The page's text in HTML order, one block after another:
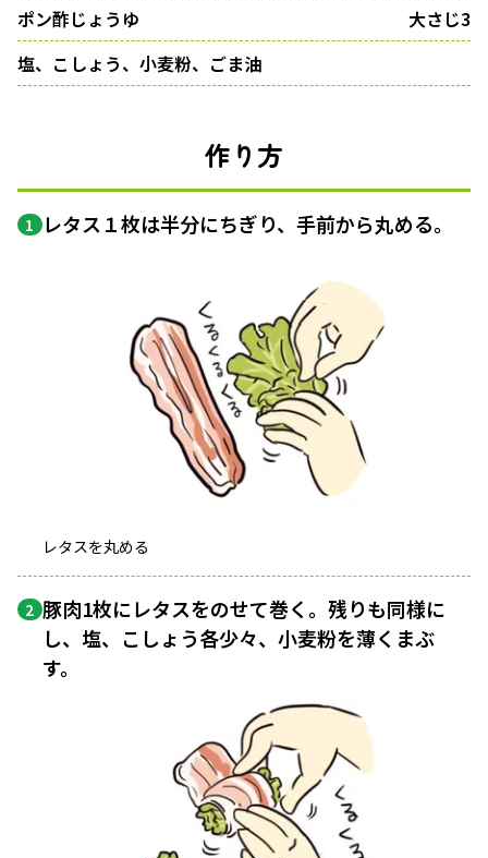
ポン酢じょうゆ
大さじ3
塩、こしょう、小麦粉、ごま油
作り方
1 レタス１枚は半分にちぎり、手前から丸める。
レタスを丸める
2 豚肉1枚にレタスをのせて巻く。残りも同様に
し、塩、こしょう各少々、小麦粉を薄くまぶ
す。